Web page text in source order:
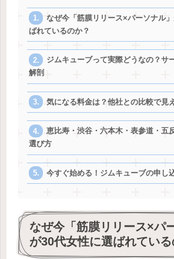
なぜ今「筋膜リリース×パーソナル
ばれているのか？
ジムキューブって実際どうなの？サ
解剖
気になる料金は？他社との比較で見
恵比寿・渋谷・六本木・表参道・五
選び方
今すぐ始める！ジムキューブの申し
なぜ今「筋膜リリース×パ
が30代女性に選ばれている